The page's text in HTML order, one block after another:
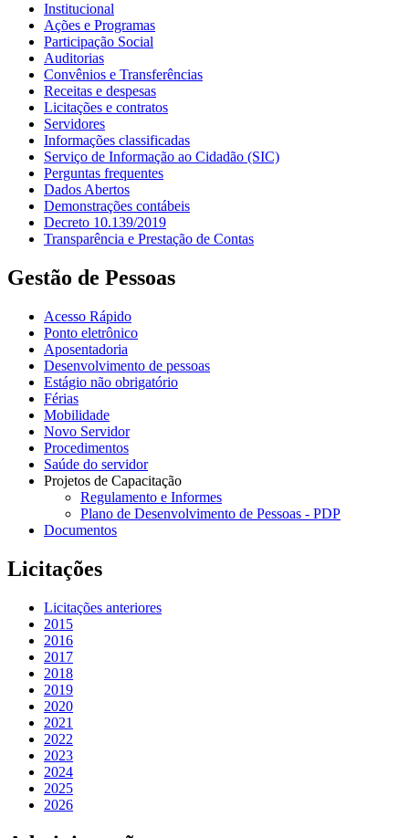
Institucional
Ações e Programas
Participação Social
Auditorias
Convênios e Transferências
Receitas e despesas
Licitações e contratos
Servidores
Informações classificadas
Serviço de Informação ao Cidadão (SIC)
Perguntas frequentes
Dados Abertos
Demonstrações contábeis
Decreto 10.139/2019
Transparência e Prestação de Contas
Gestão de Pessoas
Acesso Rápido
Ponto eletrônico
Aposentadoria
Desenvolvimento de pessoas
Estágio não obrigatório
Férias
Mobilidade
Novo Servidor
Procedimentos
Saúde do servidor
Projetos de Capacitação
Regulamento e Informes
Plano de Desenvolvimento de Pessoas - PDP
Documentos
Licitações
Licitações anteriores
2015
2016
2017
2018
2019
2020
2021
2022
2023
2024
2025
2026